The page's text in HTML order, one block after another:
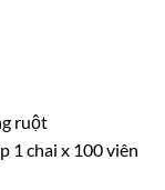
ruột
1 chai x 100 viên